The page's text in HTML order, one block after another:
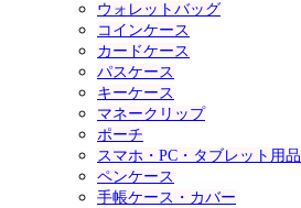
ウォレットバッグ
コインケース
カードケース
パスケース
キーケース
マネークリップ
ポーチ
スマホ・PC・タブレット用品
ペンケース
手帳ケース・カバー